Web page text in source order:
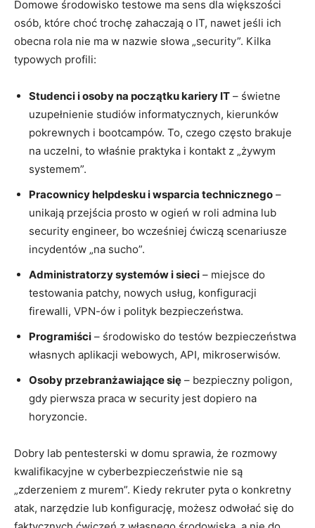
Domowe środowisko testowe ma sens dla większości
osób, które choć trochę zahaczają o IT, nawet jeśli ich
obecna rola nie ma w nazwie słowa „security”. Kilka
typowych profili:
Studenci i osoby na początku kariery IT – świetne
uzupełnienie studiów informatycznych, kierunków
pokrewnych i bootcampów. To, czego często brakuje
na uczelni, to właśnie praktyka i kontakt z „żywym
systemem”.
Pracownicy helpdesku i wsparcia technicznego –
unikają przejścia prosto w ogień w roli admina lub
security engineer, bo wcześniej ćwiczą scenariusze
incydentów „na sucho”.
Administratorzy systemów i sieci – miejsce do
testowania patchy, nowych usług, konfiguracji
firewalli, VPN-ów i polityk bezpieczeństwa.
Programiści – środowisko do testów bezpieczeństwa
własnych aplikacji webowych, API, mikroserwisów.
Osoby przebranżawiające się – bezpieczny poligon,
gdy pierwsza praca w security jest dopiero na
horyzoncie.
Dobry lab pentesterski w domu sprawia, że rozmowy
kwalifikacyjne w cyberbezpieczeństwie nie są
„zderzeniem z murem”. Kiedy rekruter pyta o konkretny
atak, narzędzie lub konfigurację, możesz odwołać się do